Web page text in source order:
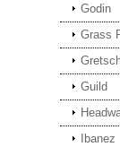
Godin
Grass
Guild
Ibanez